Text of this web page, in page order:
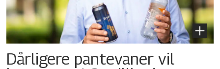
Dårligere pantevaner vil